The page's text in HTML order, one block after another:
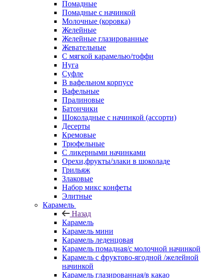
Помадные
Помадные с начинкой
Молочные (коровка)
Желейные
Желейные глазированные
Жевательные
С мягкой карамелью/тоффи
Нуга
Суфле
В вафельном корпусе
Вафельные
Пралиновые
Батончики
Шоколадные с начинкой (ассорти)
Десерты
Кремовые
Трюфельные
С ликерными начинками
Орехи,фрукты/злаки в шоколаде
Грильяж
Злаковые
Набор микс конфеты
Элитные
Карамель
Назад
Карамель
Карамель мини
Карамель леденцовая
Карамель помадная/с молочной начинкой
Карамель с фруктово-ягодной /желейной
начинкой
Карамель глазированная/в какао